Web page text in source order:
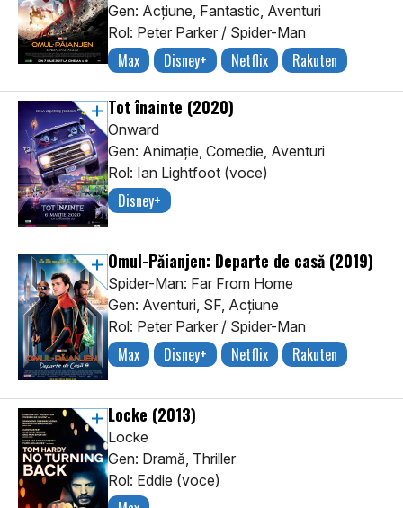
Gen: Acţiune, Fantastic, Aventuri
Rol: Peter Parker / Spider-Man
Max Disney+ Netflix Rakuten
Tot înainte (2020)
Onward
Gen: Animaţie, Comedie, Aventuri
Rol: Ian Lightfoot (voce)
Disney+
Omul-Păianjen: Departe de casă (2019)
Spider-Man: Far From Home
Gen: Aventuri, SF, Acţiune
Rol: Peter Parker / Spider-Man
Max Disney+ Netflix Rakuten
Locke (2013)
Locke
Gen: Dramă, Thriller
Rol: Eddie (voce)